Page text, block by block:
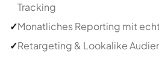
Tracking
✓Monatliches Reporting mit
✓Retargeting & Lookalike